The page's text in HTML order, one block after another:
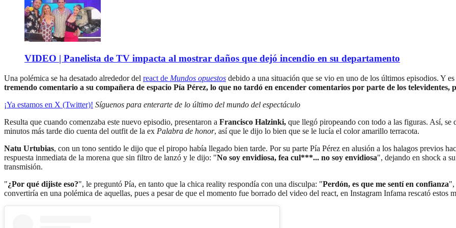
VIDEO | Panelista de TV impacta al mostrar daños que dejó incendio en su departamento
Una polémica se ha desatado alrededor del react de Mundos opuestos debido a una situación que se vio en uno de los últimos episodios. Y
tremendo comentario a su compañera de espacio Pía Pérez, lo que no tardó en encender comentarios por parte de los televidentes,
¡Ya estamos en X (Twitter)! Síguenos para enterarte de lo último del mundo del espectáculo
Resulta que cuando comenzaba este nuevo episodio, presentaron a Francisco Halzinki, que llegó piropeando con todo a las figuras. Así,
minutos más tarde dio cuenta del outfit de la ex Palabra de honor, así que le dijo lo bien que se le lucía el color amarillo terracota.
Natu Urtubias, con un tono sentido le dijo que el piropo había llegado bien tarde. Por su parte Pía Pérez en alusión a los halagos previos
respuesta inmediata de la morena que sin filtro de lanzó y le dijo: "No soy envidiosa, fea cul***... no soy envidiosa", dejando en shock a
transmisión.
"¿Por qué dijiste eso?", le preguntó Pía, en tanto que la chica reality respondía con una disculpa: "Perdón, es que me sentí en confianza",
convertiría en una polémica de aquellas, pues a pesar de que el momento fue borrado del video del react, en Instagram Infama rescató estos